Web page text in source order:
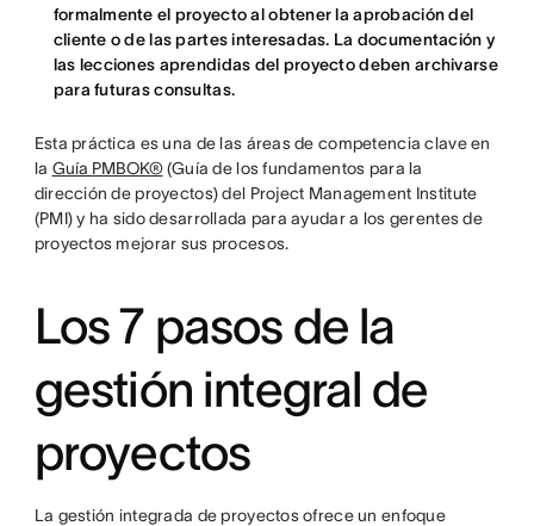
formalmente el proyecto al obtener la aprobación del
cliente o de las partes interesadas. La documentación y
las lecciones aprendidas del proyecto deben archivarse
para futuras consultas.
Esta práctica es una de las áreas de competencia clave en
la Guía PMBOK®(Guía de los fundamentos para la
dirección de proyectos) del Project Management Institute
(PMI) y ha sido desarrollada para ayudar a los gerentes de
proyectos mejorar sus procesos.
Los 7 pasos de la
gestión integral de
proyectos
La gestión integrada de proyectos ofrece un enfoque